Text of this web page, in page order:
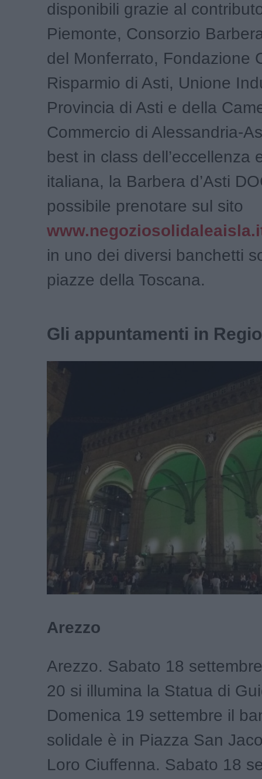
disponibili grazie al
Piemonte, Consorzio
del Monferrato, Fondazione
Risparmio di Asti, Unione
Provincia di Asti e della
Commercio di Alessandria-
best in class dell’eccellenza
italiana, la Barbera d’Asti
possibile prenotare sul sito
in uno dei diversi banchetti
piazze della Toscana.
Gli appuntamenti in
Arezzo
Arezzo. Sabato 18
20 si illumina la Statua di
Domenica 19 settembre il
solidale è in Piazza San
Loro Ciuffenna. Sabato 18